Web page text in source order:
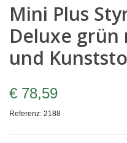
Mini Plus
Deluxe
und
€ 78,59
Referenz: 2188